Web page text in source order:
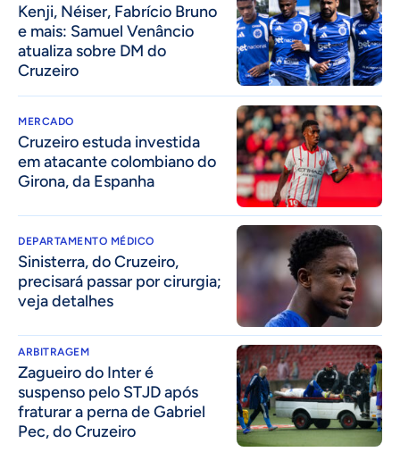
Kenji, Néiser, Fabrício Bruno
e mais: Samuel Venâncio
atualiza sobre DM do
Cruzeiro
MERCADO
Cruzeiro estuda investida
em atacante colombiano do
Girona, da Espanha
DEPARTAMENTO MÉDICO
Sinisterra, do Cruzeiro,
precisará passar por cirurgia;
veja detalhes
ARBITRAGEM
Zagueiro do Inter é
suspenso pelo STJD após
fraturar a perna de Gabriel
Pec, do Cruzeiro